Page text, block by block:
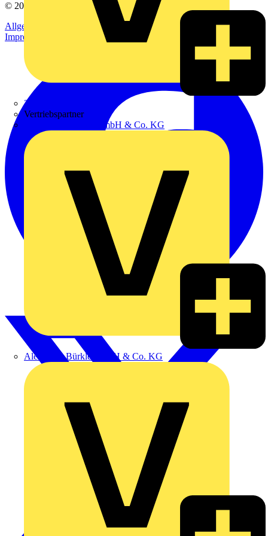
Zumtobel
Vertriebspartner
Adalbert Zajadacz GmbH & Co. KG
Alexander Bürkle GmbH & Co. KG
© 2002-
Voltimum
Allgemeine Geschäftsbedingungen
Datenschutzerklärung
Impressum